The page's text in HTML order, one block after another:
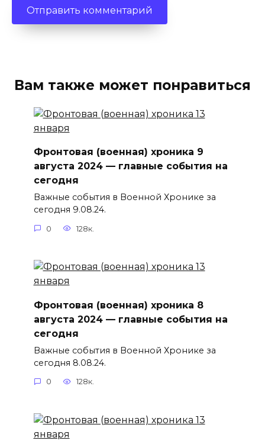
Вам также может понравиться
Фронтовая (военная) хроника 9
августа 2024 — главные события на
сегодня
Важные события в Военной Хронике за
сегодня 9.08.24.
0 128к.
Фронтовая (военная) хроника 8
августа 2024 — главные события на
сегодня
Важные события в Военной Хронике за
сегодня 8.08.24.
0 128к.